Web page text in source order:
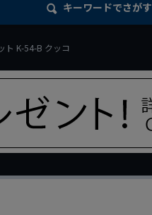
キーワードでさがす
ト K-54-B クッコ